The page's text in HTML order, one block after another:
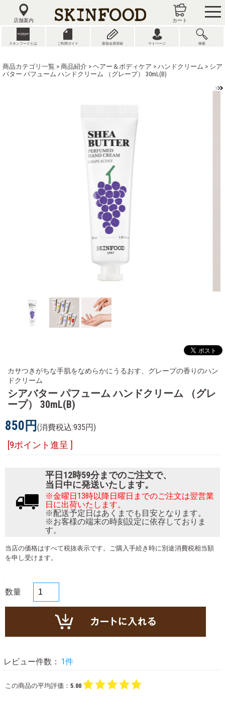
店舗案内 カート
スキンフードとは ご利用ガイド 新規会員登録 マイページ 検索
商品カテゴリ一覧 > 商品紹介 > ヘアー＆ボディケア > ハンドクリーム > シア
バター パフューム ハンドクリーム （グレープ） 30mL(B)
カサつきがちな手肌をなめらかにうるおす、グレープの香りのハン
ドクリーム
シアバター パフューム ハンドクリーム （グレ
ープ） 30mL(B)
850円 (消費税込:935円)
[9ポイント進呈 ]
平日12時59分までのご注文で、
当日中に発送いたします。
※金曜日13時以降日曜日までのご注文は翌営業
日に出荷いたします。
※配送予定日はあくまでも目安となります。
※お客様の端末の時刻設定に依存しておりま
す。
当店の価格はすべて税抜表示です。ご購入手続き時に別途消費税相当額
を申し受けます。
数量
レビュー件数： 1件
この商品の平均評価： 5.00